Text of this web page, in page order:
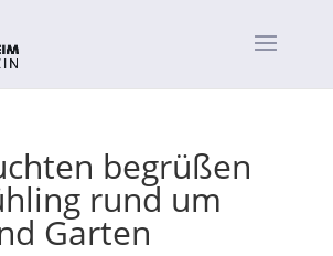
begrüßen
rund um
Garten